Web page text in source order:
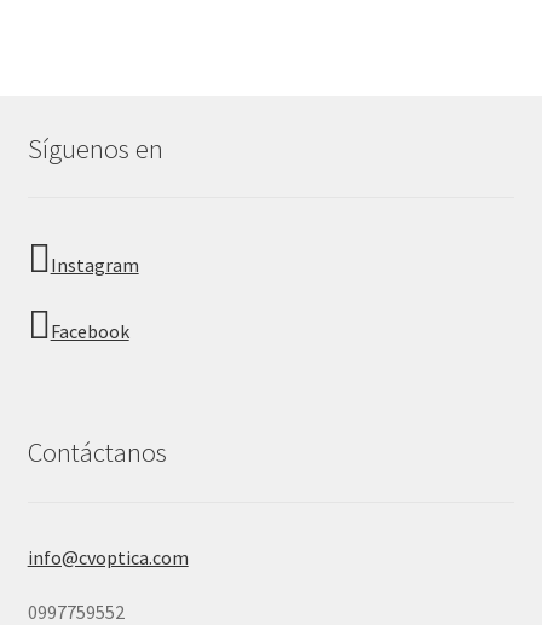
Síguenos en
Instagram
Facebook
Contáctanos
info@cvoptica.com
0997759552